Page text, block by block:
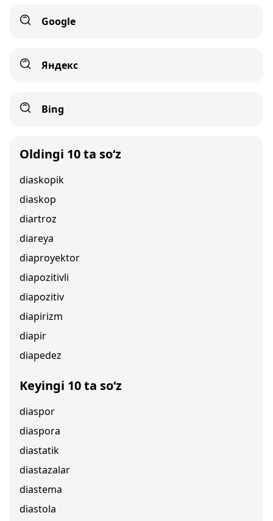
Google
Яндекс
Bing
Oldingi 10 ta so‘z
diaskopik
diaskop
diartroz
diareya
diaproyektor
diapozitivli
diapozitiv
diapirizm
diapir
diapedez
Keyingi 10 ta so‘z
diaspor
diaspora
diastatik
diastazalar
diastema
diastola